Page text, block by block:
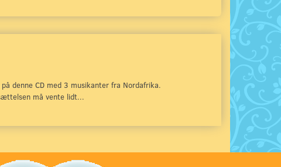
denne CD med 3 musikanter fra Nordafrika.
må vente lidt...